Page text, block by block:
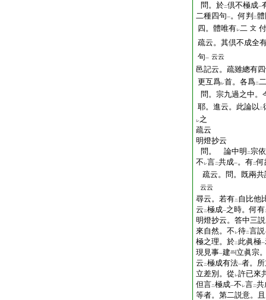
問。於二倶不極成一
二種四句一。何判 二
四。體唯有レ二 文 付
疏云。其倶不成全
句一 云云
邑記云。疏雖總有
更互爲レ首。各爲二
問。宗九過之中。
耶。進云。此論以 二
レ之
疏云
明燈抄云
問。 論中明 二宗依
不 レ言二共成一。有二何
疏云。問。既兩
云云
尋云。若有二 自比他
云 二極成一之時。何有
明燈抄云。答中三
來自然。不 レ待二言説
極之理。於二 此眞極一
現見事一建
立眞宗
云 二極成有法一者。
立差別。從 レ許已來
但言二極成一不 レ言二共
等者。第二説意。